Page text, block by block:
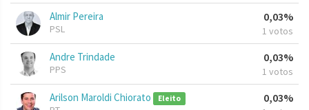
Almir Pereira
PSL
0,03%
1 votos
Andre Trindade
PPS
0,03%
1 votos
Arilson Maroldi Chiorato Eleito 0,03%